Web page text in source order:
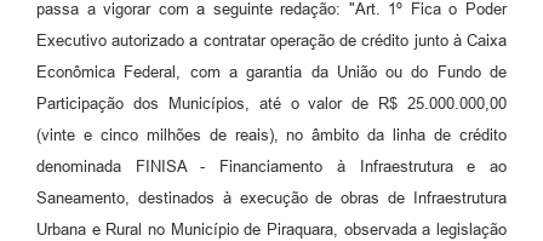
passa a vigorar com a seguinte redação: "Art. 1º Fica o Poder
Executivo autorizado a contratar operação de crédito junto à Caixa
Econômica Federal, com a garantia da União ou do Fundo de
Participação dos Municípios, até o valor de R$ 25.000.000,00
(vinte e cinco milhões de reais), no âmbito da linha de crédito
denominada FINISA - Financiamento à Infraestrutura e ao
Saneamento, destinados à execução de obras de Infraestrutura
Urbana e Rural no Município de Piraquara, observada a legislação